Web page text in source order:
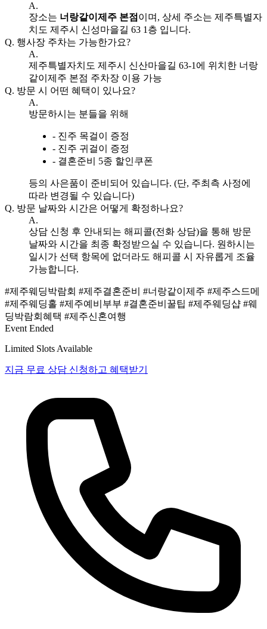
A.
장소는 너랑같이제주 본점 이며, 상세 주소는 제주특별자
치도 제주시 신성마을길 63 1층 입니다.
Q. 행사장 주차는 가능한가요?
A.
제주특별자치도 제주시 신산마을길 63-1에 위치한 너랑
같이제주 본점 주차장 이용 가능
Q. 방문 시 어떤 혜택이 있나요?
A.
방문하시는 분들을 위해
- 진주 목걸이 증정
- 진주 귀걸이 증정
- 결혼준비 5종 할인쿠폰
등의 사은품이 준비되어 있습니다. (단, 주최측 사정에
따라 변경될 수 있습니다)
Q. 방문 날짜와 시간은 어떻게 확정하나요?
A.
상담 신청 후 안내되는 해피콜(전화 상담)을 통해 방문
날짜와 시간을 최종 확정받으실 수 있습니다. 원하시는
일시가 선택 항목에 없더라도 해피콜 시 자유롭게 조율
가능합니다.
#제주웨딩박람회 #제주결혼준비 #너랑같이제주 #제주스드메
#제주웨딩홀 #제주예비부부 #결혼준비꿀팁 #제주웨딩샵 #웨
딩박람회혜택 #제주신혼여행
Event Ended
Limited Slots Available
지금 무료 상담 신청하고 혜택받기